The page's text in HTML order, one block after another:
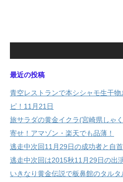
最近の投稿
青空レストランで本シシャモ生干
ピ！11月21日
旅サラダの黄金イクラ(宮崎県しゃ
寄せ！アマゾン・楽天でも品薄！
逃走中次回11月29日の成功者と自
逃走中次回は2015秋11月29日の出
いきなり黄金伝説で板鼻館のタル